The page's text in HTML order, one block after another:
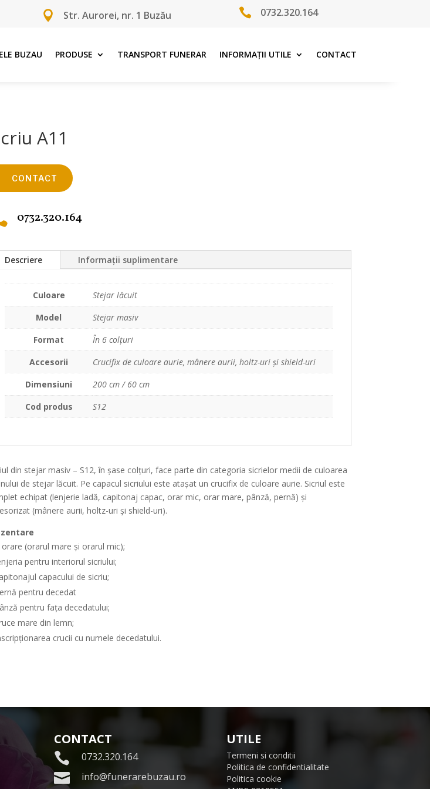
 Str. Aurorei, nr. 1 Buzău  0732.320.164
BUZAU PRODUSE TRANSPORT FUNERAR INFORMAȚII UTILE CONTACT
A11
CONTACT
0732.320.164
Descriere Informații suplimentare
Culoare
Stejar lăcuit
Model
Stejar masiv
Format
În 6 colțuri
Accesorii
Crucifix de culoare aurie, mânere aurii, holtz-uri și shield-uri
Dimensiuni
200 cm / 60 cm
Cod produs
S12
din stejar masiv – S12, în șase colțuri, face parte din categoria sicrielor medii de culoarea
de stejar lăcuit. Pe capacul sicriului este atașat un crucifix de culoare aurie. Sicriul este
echipat (lenjerie ladă, capitonaj capac, orar mic, orar mare, pânză, pernă) și
(mânere aurii, holtz-uri și shield-uri).
orare (orarul mare și orarul mic);
pentru interiorul sicriului;
capacului de sicriu;
pentru decedat
pentru fața decedatului;
mare din lemn;
crucii cu numele decedatului.
CONTACT

0732.320.164
 info@funerarebuzau.ro
UTILE
Termeni si conditii
Politica de confidentialitate
Politica cookie